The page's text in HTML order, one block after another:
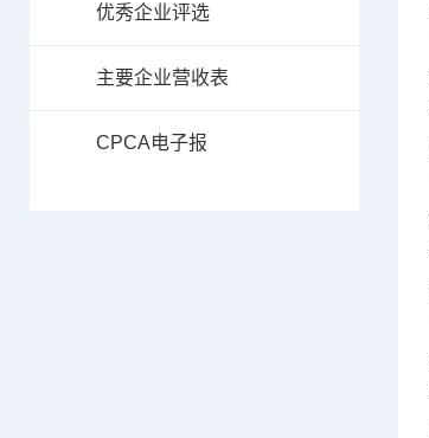
优秀企业评选
主要企业营收表
CPCA电子报